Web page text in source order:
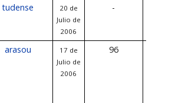
tudense
20 de
Julio de
2006
-
arasou
17 de
Julio de
2006
96